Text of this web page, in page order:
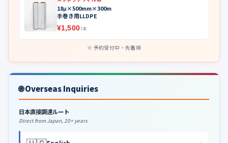
18μ×500mm×300m
手巻き用LLDPE
¥1,500 /本
予約受付中・先着順
🌐 Overseas Inquiries
日本直接調達ルート
Direct from Japan, 20+ years